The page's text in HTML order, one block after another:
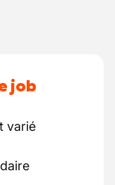
job
varié